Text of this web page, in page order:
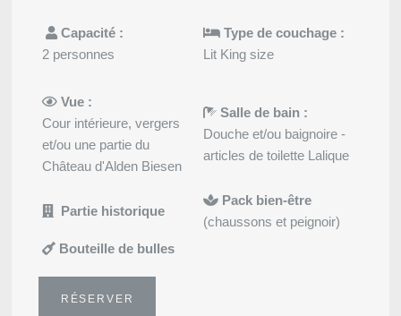
Capacité :
2 personnes
Type de couchage :
Lit King size
Vue :
Cour intérieure, vergers
et/ou une partie du
Château d'Alden Biesen
Salle de bain :
Douche et/ou baignoire -
articles de toilette Lalique
Partie historique
Pack bien-être
(chaussons et peignoir)
Bouteille de bulles
RÉSERVER